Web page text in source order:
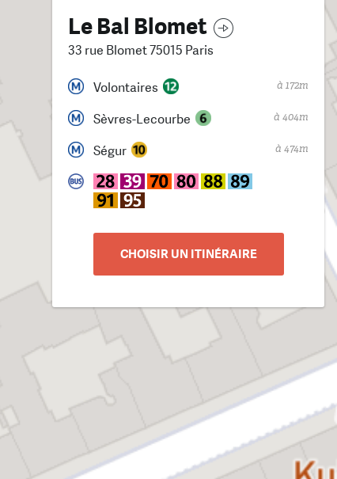
Le Bal Blomet
33 rue Blomet 75015 Paris
Volontaires à 172m
Sèvres-Lecourbe à 404m
Ségur à 474m
CHOISIR UN ITINÉRAIRE